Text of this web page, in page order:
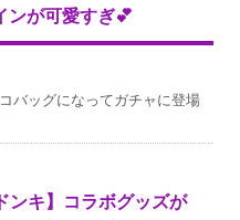
ンが可愛すぎ💕
バッグになってガチャに登場
ンキ】コラボグッズが